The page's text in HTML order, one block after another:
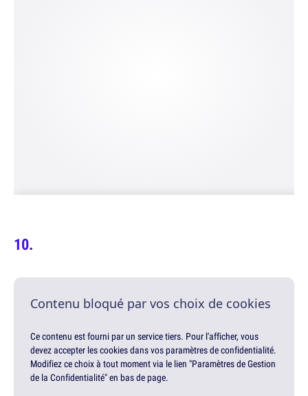
Contenu bloqué par vos choix de cookies
Ce contenu est fourni par un service tiers. Pour l'afficher, vous
devez accepter les cookies dans vos paramètres de confidentialité.
Modifiez ce choix à tout moment via le lien "Paramètres de Gestion
de la Confidentialité" en bas de page.